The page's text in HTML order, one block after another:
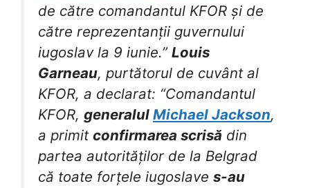
de către comandantul KFOR și de
către reprezentanții guvernului
iugoslav la 9 iunie.” Louis
Garneau, purtătorul de cuvânt al
KFOR, a declarat: “Comandantul
KFOR, generalul Michael Jackson,
a primit confirmarea scrisă din
partea autorităților de la Belgrad
că toate forțele iugoslave s-au